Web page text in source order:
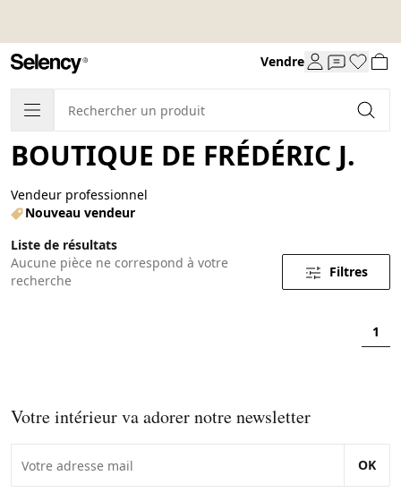
Vendre
BOUTIQUE DE FRÉDÉRIC J.
Vendeur professionnel
Nouveau vendeur
Liste de résultats
Aucune pièce ne correspond à votre
recherche
Filtres
1
Votre intérieur va adorer notre newsletter
OK